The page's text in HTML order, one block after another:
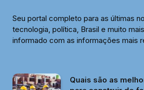
Seu portal completo para as últimas
tecnologia, política, Brasil e muito
informado com as informações mais
Quais são as